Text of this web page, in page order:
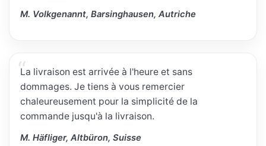
M. Volkgenannt, Barsinghausen, Autriche
La livraison est arrivée à l'heure et sans
dommages. Je tiens à vous remercier
chaleureusement pour la simplicité de la
commande jusqu'à la livraison.
M. Häfliger, Altbüron, Suisse